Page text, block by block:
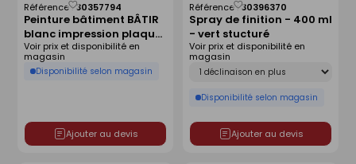
Peinture bâtiment BÂTIR
blanc impression plaque
de plâtre - pot de 15 l
Référence :30357794
Disponibilité selon magasin
Voir prix et disponibilité en
magasin
Ajouter au devis
Enregistrer
comme
liste
Spray de finition - 400 ml
- vert stucturé
Référence :30396370
Déclinaison
Disponibilité selon magasin
Voir prix et disponibilité en
magasin
Ajouter au devis
Enregistrer
comme
liste